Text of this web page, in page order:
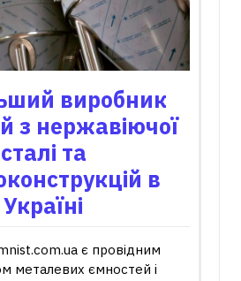
виробник
з нержавіючої
сталі та
в
Україні
є провідним
металевих ємностей і